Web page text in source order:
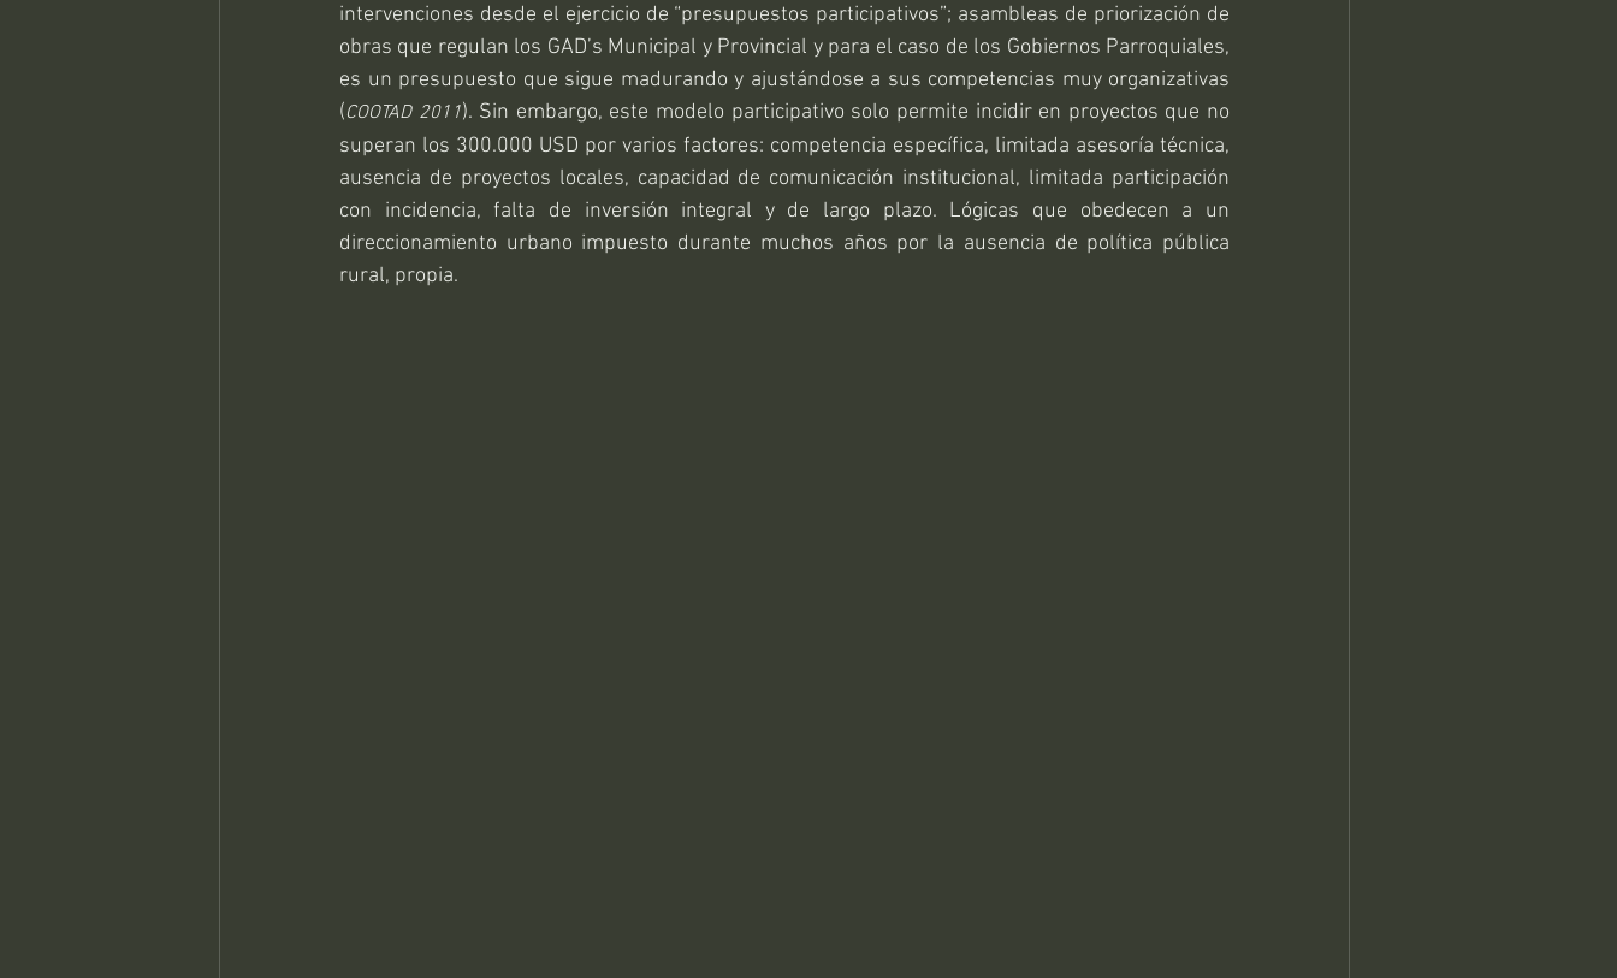
intervenciones desde el ejercicio de “presupuestos participativos”; asambleas de priorización de
obras que regulan los GAD’s Municipal y Provincial y para el caso de los Gobiernos Parroquiales,
es un presupuesto que sigue madurando y ajustándose a sus competencias muy organizativas
(COOTAD 2011). Sin embargo, este modelo participativo solo permite incidir en proyectos que no
superan los 300.000 USD por varios factores: competencia específica, limitada asesoría técnica,
ausencia de proyectos locales, capacidad de comunicación institucional, limitada participación
con incidencia, falta de inversión integral y de largo plazo. Lógicas que obedecen a un
direccionamiento urbano impuesto durante muchos años por la ausencia de política pública
rural, propia.